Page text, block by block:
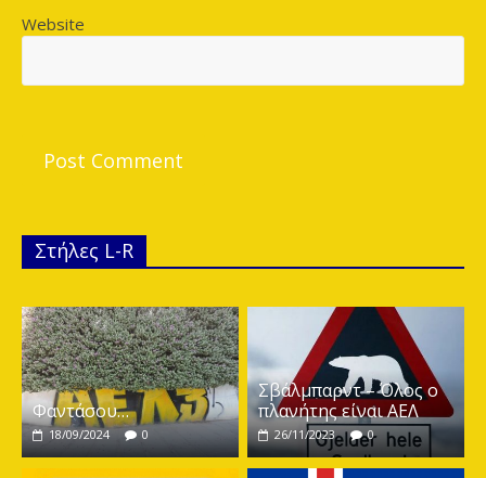
Website
Στήλες L-R
Φαντάσου…
18/09/2024 0
Σβάλμπαρντ – Όλος ο
πλανήτης είναι ΑΕΛ
26/11/2023 0